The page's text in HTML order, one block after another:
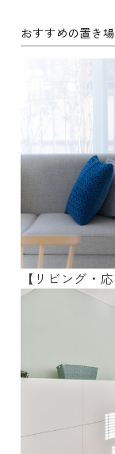
おすすめの置き
【リビング・